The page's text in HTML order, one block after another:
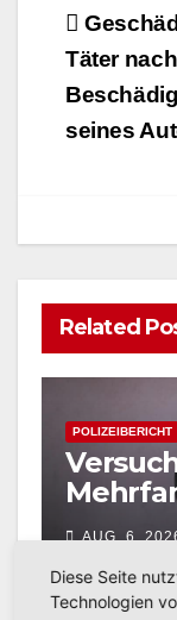
Täter nach
seines
Related
POLIZEIBERICHT
Zeugen
AUG. 6,
Diese Seite
Technologien